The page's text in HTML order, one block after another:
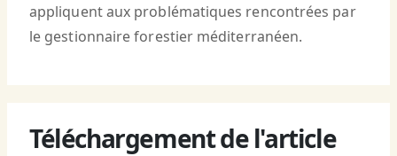
appliquent aux problématiques rencontrées par
le gestionnaire forestier méditerranéen.
Téléchargement de l'article